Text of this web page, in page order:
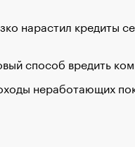
нарастил кредиты
способ вредить
неработающих